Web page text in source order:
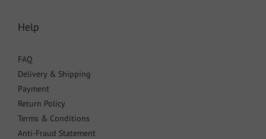
Help
FAQ
Delivery & Shipping
Payment
Return Policy
Terms & Conditions
Anti-Fraud Statement